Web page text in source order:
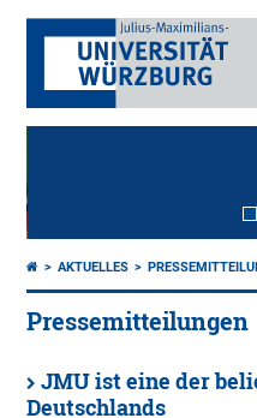
AKTUELLES
Pressemitteilungen
JMU ist eine der
Deutschlands